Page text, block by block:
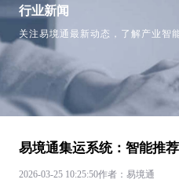
行业新闻
关注易境通最新动态，了解产业智
易境通集运系统：智能推
2026-03-25 10:25:50作者：易境通